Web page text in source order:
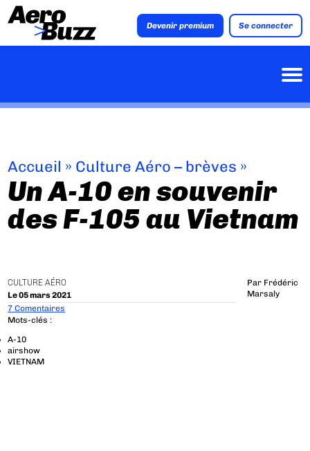
Devenir premium Se connecter
Accueil » Culture Aéro – brèves »
Un A-10 en souvenir
des F-105 au Vietnam
CULTURE AÉRO
Le 05 mars 2021
Par Frédéric
Marsaly
7 Comentaires
Mots-clés :
A-10
airshow
VIETNAM